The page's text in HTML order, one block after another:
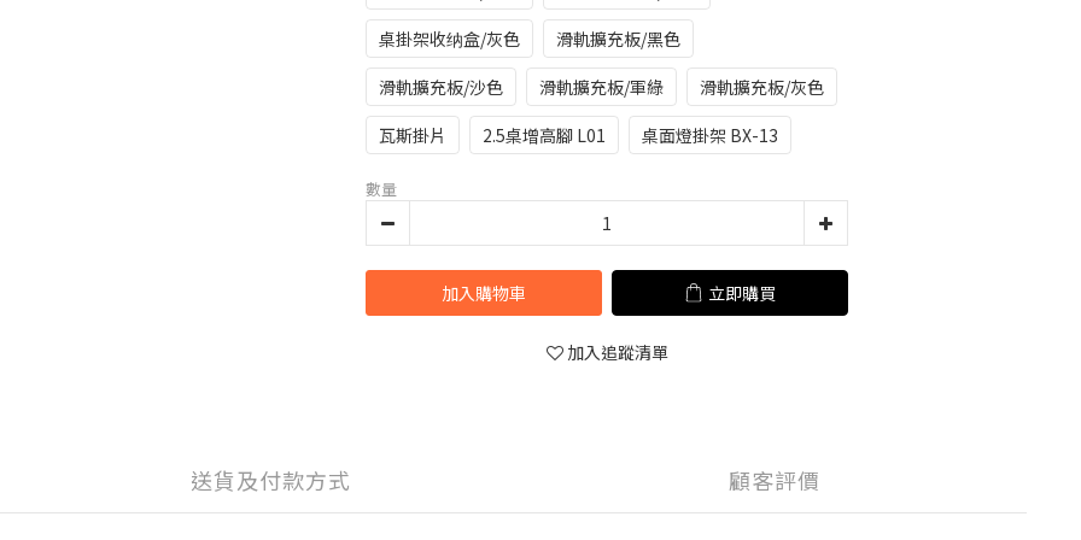
桌掛架收纳盒/灰色
滑軌擴充板/黑色
滑軌擴充板/沙色
滑軌擴充板/軍綠
滑軌擴充板/灰色
瓦斯掛片
2.5桌增高腳 L01 桌面燈掛架 BX-13
數量
加入購物車 立即購買
加入追蹤清單
送貨及付款方式 顧客評價